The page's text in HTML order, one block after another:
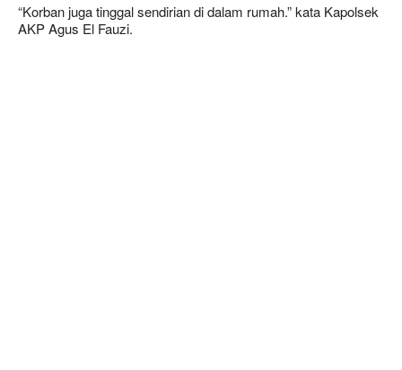
“Korban juga tinggal sendirian di dalam rumah.” kata Kapolsek
AKP Agus El Fauzi.